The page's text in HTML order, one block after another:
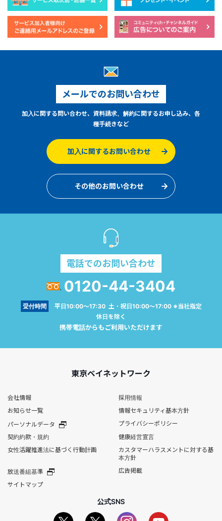
メールでのお問い合わせ
加入に関する問い合わせ、資料請求、解約に関するお申し込み、各
種手続きなど
加入に関するお問い合わせ
その他のお問い合わせ
電話でのお問い合わせ
0120-44-3404
受付時間
平日10:00～17:30 土・祝日10:00～17:00 ※当社指定
休日を除く
携帯電話からもご利用いただけます
東京ベイネットワーク
会社情報
採用情報
お知らせ一覧
情報セキュリティ基本方針
パーソナルデータ
プライバシーポリシー
契約約款・規約
健康経営宣言
女性活躍推進法に基づく行動計画
カスタマーハラスメントに対する基
本方針
放送番組基準
広告掲載
サイトマップ
公式SNS